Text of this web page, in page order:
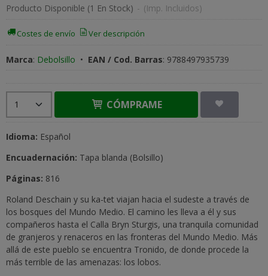
Producto Disponible (1 En Stock) - (Imp. Incluidos)
Costes de envío Ver descripción
Marca: Debolsillo • EAN / Cod. Barras: 9788497935739
CÓMPRAME
Idioma: Español
Encuadernación: Tapa blanda (Bolsillo)
Páginas: 816
Roland Deschain y su ka-tet viajan hacia el sudeste a través de
los bosques del Mundo Medio. El camino les lleva a él y sus
compañeros hasta el Calla Bryn Sturgis, una tranquila comunidad
de granjeros y renaceros en las fronteras del Mundo Medio. Más
allá de este pueblo se encuentra Tronido, de donde procede la
más terrible de las amenazas: los lobos.